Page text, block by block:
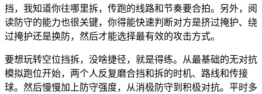
挡，我知道你往哪里拆，传跑的线路和节奏要合拍。另外，阅
读防守的能力也很关键，你得能快速判断对方是挤过掩护、绕
过掩护还是换防，然后才能选择最有效的攻击方式。
要想玩转空位挡拆，没啥捷径，就是得练。从最基础的无对抗
模拟跑位开始，两个人反复磨合挡和拆的时机、路线和传接
球。然后慢慢加上防守强度，从消极防守到积极对抗。平时多